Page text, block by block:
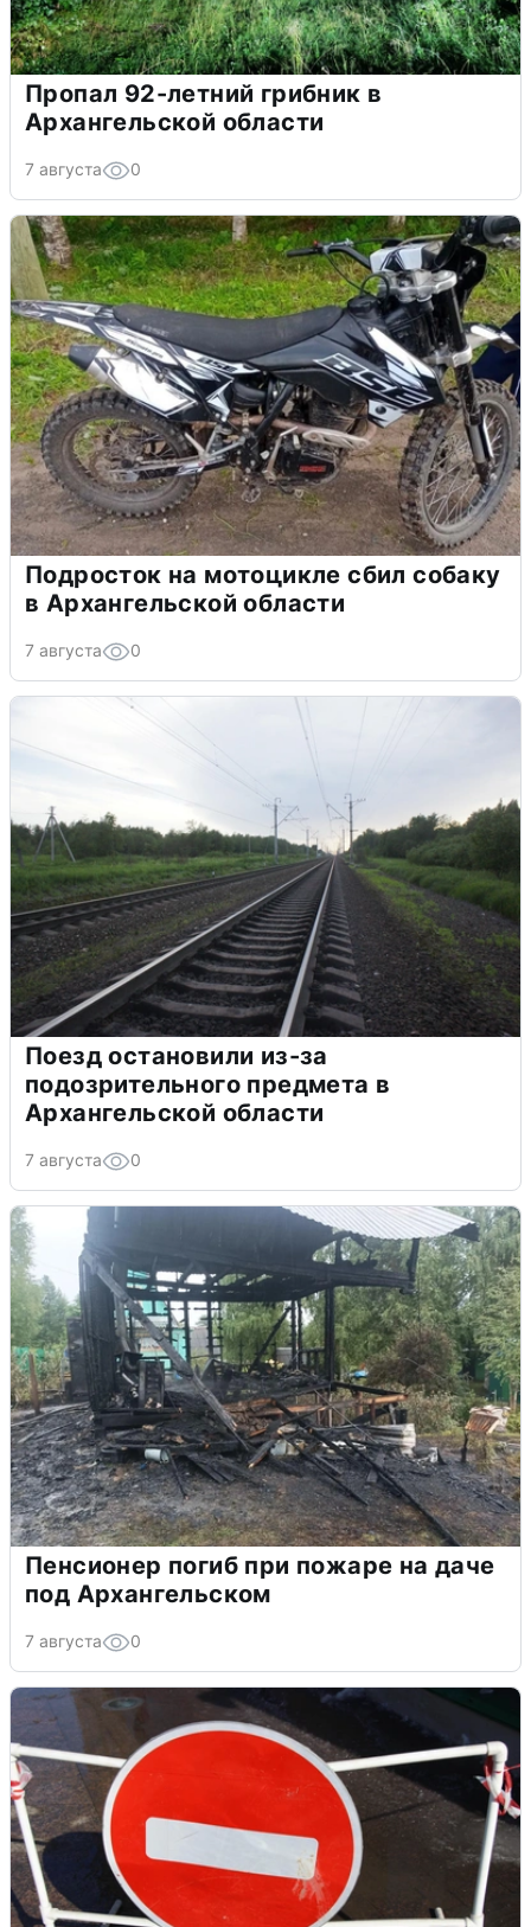
Пропал 92-летний грибник в
Архангельской области
7 августа 0
Подросток на мотоцикле сбил собаку
в Архангельской области
7 августа 0
Поезд остановили из-за
подозрительного предмета в
Архангельской области
7 августа 0
Пенсионер погиб при пожаре на даче
под Архангельском
7 августа 0